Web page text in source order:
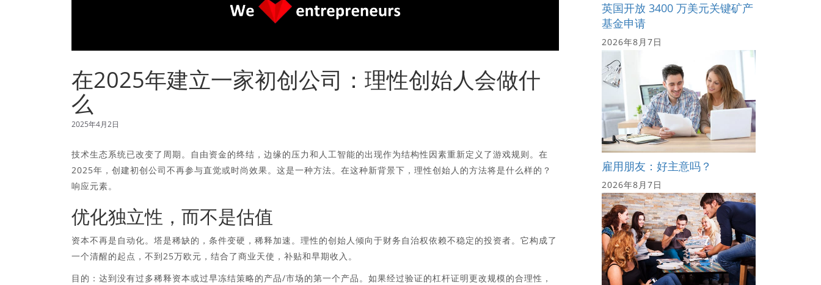
在2025年建立一家初创公司：理性创始人会做什
么
2025年4月2日
技术生态系统已改变了周期。自由资金的终结，边缘的压力和人工智能的出现作为结构性因素重新定义了游戏规则。在
2025年，创建初创公司不再参与直觉或时尚效果。这是一种方法。在这种新背景下，理性创始人的方法将是什么样的？
响应元素。
优化独立性，而不是估值
资本不再是自动化。塔是稀缺的，条件变硬，稀释加速。理性的创始人倾向于财务自治权依赖不稳定的投资者。它构成了
一个清醒的起点，不到25万欧元，结合了商业天使，补贴和早期收入。
目的：达到没有过多稀释资本或过早冻结策略的产品/市场的第一个产品。如果经过验证的杠杆证明更改规模的合理性，
英国开放 3400 万美元关键矿产
基金申请
2026年8月7日
雇用朋友：好主意吗？
2026年8月7日